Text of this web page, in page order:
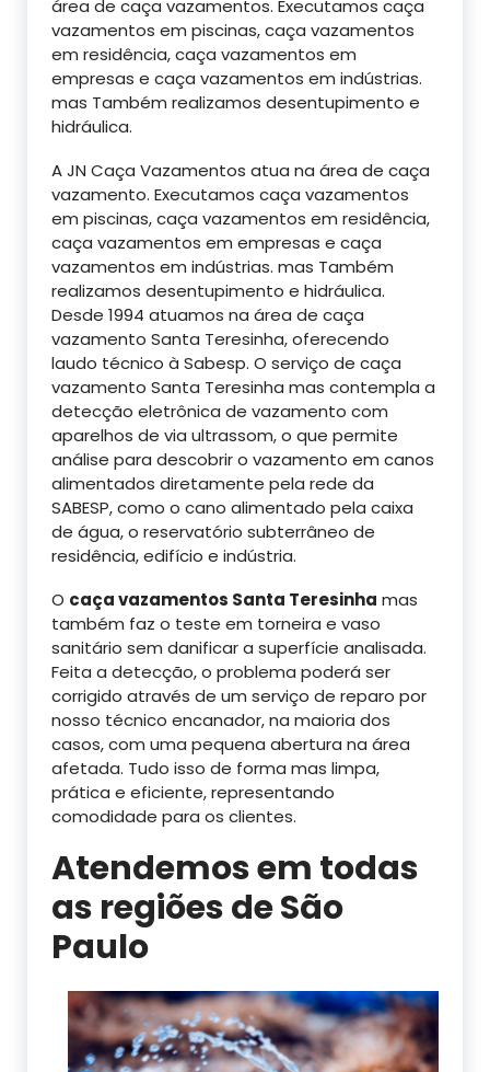
área de caça vazamentos. Executamos caça
vazamentos em piscinas, caça vazamentos
em residência, caça vazamentos em
empresas e caça vazamentos em indústrias.
mas Também realizamos desentupimento e
hidráulica.
A JN Caça Vazamentos atua na área de caça
vazamento. Executamos caça vazamentos
em piscinas, caça vazamentos em residência,
caça vazamentos em empresas e caça
vazamentos em indústrias. mas Também
realizamos desentupimento e hidráulica.
Desde 1994 atuamos na área de caça
vazamento Santa Teresinha, oferecendo
laudo técnico à Sabesp. O serviço de caça
vazamento Santa Teresinha mas contempla a
detecção eletrônica de vazamento com
aparelhos de via ultrassom, o que permite
análise para descobrir o vazamento em canos
alimentados diretamente pela rede da
SABESP, como o cano alimentado pela caixa
de água, o reservatório subterrâneo de
residência, edifício e indústria.
O caça vazamentos Santa Teresinha mas
também faz o teste em torneira e vaso
sanitário sem danificar a superfície analisada.
Feita a detecção, o problema poderá ser
corrigido através de um serviço de reparo por
nosso técnico encanador, na maioria dos
casos, com uma pequena abertura na área
afetada. Tudo isso de forma mas limpa,
prática e eficiente, representando
comodidade para os clientes.
Atendemos em todas
as regiões de São
Paulo